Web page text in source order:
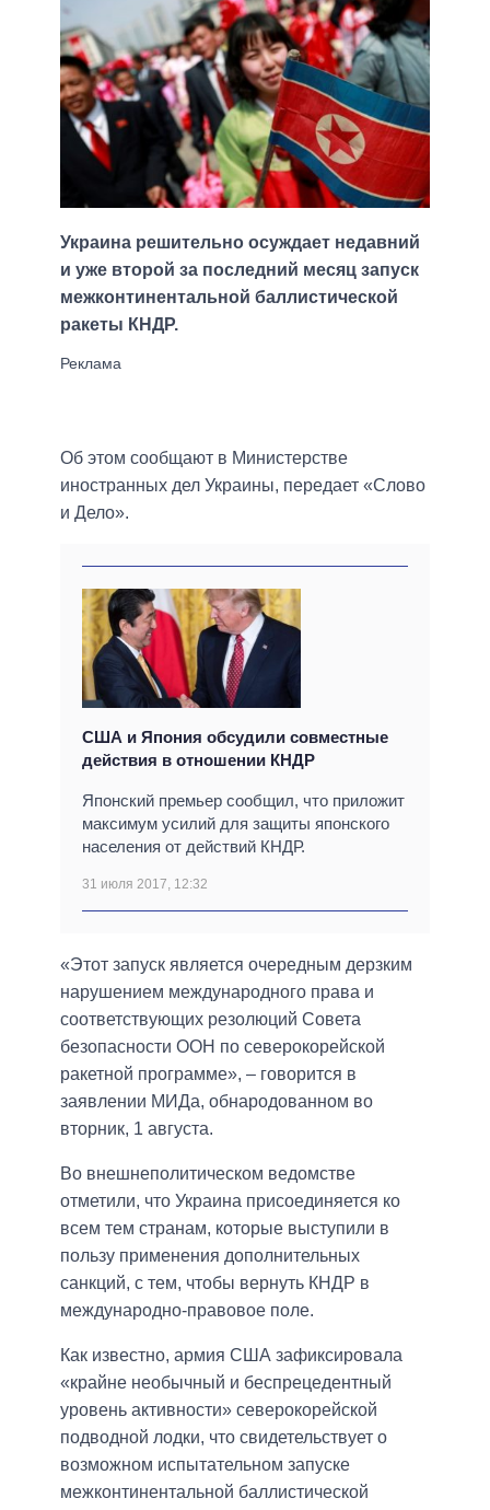
Украина решительно осуждает недавний
и уже второй за последний месяц запуск
межконтинентальной баллистической
ракеты КНДР.
Об этом сообщают в Министерстве
иностранных дел Украины, передает «Слово
и Дело».
США и Япония обсудили совместные
действия в отношении КНДР
Японский премьер сообщил, что приложит
максимум усилий для защиты японского
населения от действий КНДР.
31 июля 2017, 12:32
«Этот запуск является очередным дерзким
нарушением международного права и
соответствующих резолюций Совета
безопасности ООН по северокорейской
ракетной программе», – говорится в
заявлении МИДа, обнародованном во
вторник, 1 августа.
Во внешнеполитическом ведомстве
отметили, что Украина присоединяется ко
всем тем странам, которые выступили в
пользу применения дополнительных
санкций, с тем, чтобы вернуть КНДР в
международно-правовое поле.
Как известно, армия США зафиксировала
«крайне необычный и беспрецедентный
уровень активности» северокорейской
подводной лодки, что свидетельствует о
возможном испытательном запуске
межконтинентальной баллистической